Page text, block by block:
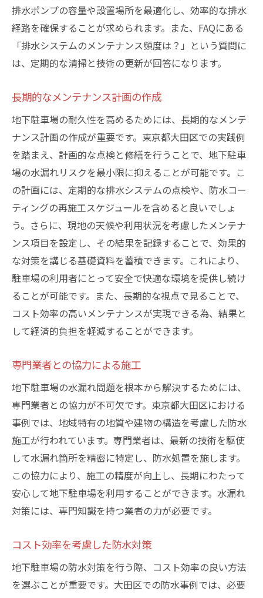
排水ポンプの容量や設置場所を最適化し、効率的な排水
経路を確保することが求められます。また、FAQにある
「排水システムのメンテナンス頻度は？」という質問に
は、定期的な清掃と技術の更新が回答になります。
長期的なメンテナンス計画の作成
地下駐車場の耐久性を高めるためには、長期的なメンテ
ナンス計画の作成が重要です。東京都大田区での実践例
を踏まえ、計画的な点検と修繕を行うことで、地下駐車
場の水漏れリスクを最小限に抑えることが可能です。こ
の計画には、定期的な排水システムの点検や、防水コー
ティングの再施工スケジュールを含めると良いでしょ
う。さらに、現地の天候や利用状況を考慮したメンテナ
ンス項目を設定し、その結果を記録することで、効果的
な対策を講じる基礎資料を蓄積できます。これにより、
駐車場の利用者にとって安全で快適な環境を提供し続け
ることが可能です。また、長期的な視点で見ることで、
コスト効率の高いメンテナンスが実現できる為、結果と
して経済的負担を軽減することができます。
専門業者との協力による施工
地下駐車場の水漏れ問題を根本から解決するためには、
専門業者との協力が不可欠です。東京都大田区における
事例では、地域特有の地質や建物の構造を考慮した防水
施工が行われています。専門業者は、最新の技術を駆使
して水漏れ箇所を精密に特定し、防水処置を施します。
この協力により、施工の精度が向上し、長期にわたって
安心して地下駐車場を利用することができます。水漏れ
対策には、専門知識を持つ業者の力が必要です。
コスト効率を考慮した防水対策
地下駐車場の防水対策を行う際、コスト効率の良い方法
を選ぶことが重要です。大田区での防水事例では、必要